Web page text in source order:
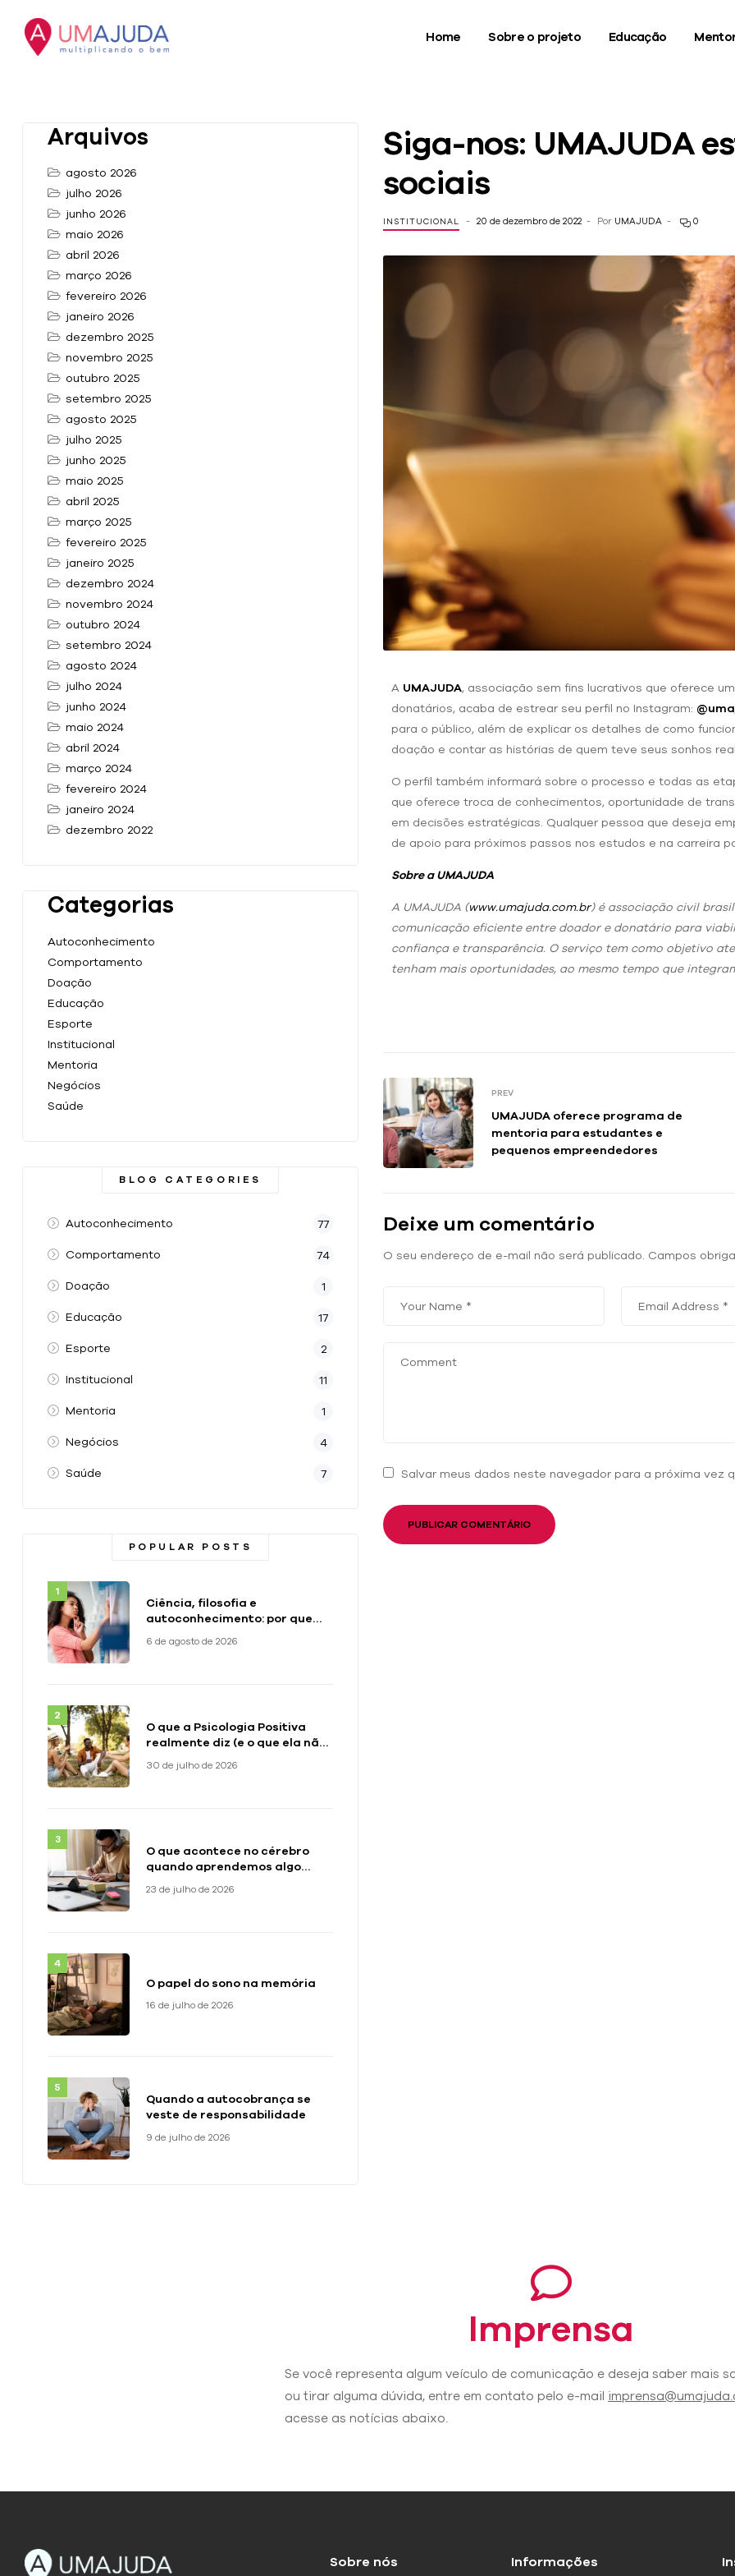
Home Sobre o projeto Educação
Siga-nos: UMAJUDA
sociais
INSTITUCIONAL 20 de dezembro de 2022 Por UMAJUDA 0
A UMAJUDA, associação sem fins lucrativos que oferece
donatários, acaba de estrear seu perfil no Instagram:
para o público, além de explicar os detalhes de como
doação e contar as histórias de quem teve seus sonhos
O perfil também informará sobre o processo e todas as
que oferece troca de conhecimentos, oportunidade de
em decisões estratégicas. Qualquer pessoa que deseja
de apoio para próximos passos nos estudos e na carreira
Sobre a UMAJUDA
A UMAJUDA (www.umajuda.com.br) é associação civil
comunicação eficiente entre doador e donatário para
confiança e transparência. O serviço tem como objetivo
tenham mais oportunidades, ao mesmo tempo que
PREV
UMAJUDA oferece programa de
mentoria para estudantes e
pequenos empreendedores
Deixe um comentário
O seu endereço de e-mail não será publicado. Campos
Salvar meus dados neste navegador para a próxima vez
Arquivos
agosto 2026
julho 2026
junho 2026
maio 2026
abril 2026
março 2026
fevereiro 2026
janeiro 2026
dezembro 2025
novembro 2025
outubro 2025
setembro 2025
agosto 2025
julho 2025
junho 2025
maio 2025
abril 2025
março 2025
fevereiro 2025
janeiro 2025
dezembro 2024
novembro 2024
outubro 2024
setembro 2024
agosto 2024
julho 2024
junho 2024
maio 2024
abril 2024
março 2024
fevereiro 2024
janeiro 2024
dezembro 2022
Categorias
Autoconhecimento
Comportamento
Doação
Educação
Esporte
Institucional
Mentoria
Negócios
Saúde
BLOG CATEGORIES
Autoconhecimento 77
Comportamento 74
Doação 1
Educação 17
Esporte 2
Institucional 11
Mentoria 1
Negócios 4
Saúde 7
POPULAR POSTS
Ciência, filosofia e
autoconhecimento: por que
perspectivas
6 de agosto de 2026
O que a Psicologia Positiva
realmente diz (e o que ela não
30 de julho de 2026
O que acontece no cérebro
quando aprendemos algo
23 de julho de 2026
O papel do sono na memória
16 de julho de 2026
Quando a autocobrança se
veste de responsabilidade
9 de julho de 2026
Imprensa
Se você representa algum veículo de comunicação e deseja saber mais
ou tirar alguma dúvida, entre em contato pelo e-mail
acesse as notícias abaixo.
Sobre nós Informações